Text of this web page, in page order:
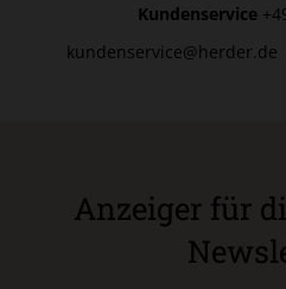
Kundenservice
kundenservice@herder.de
Anzeiger für